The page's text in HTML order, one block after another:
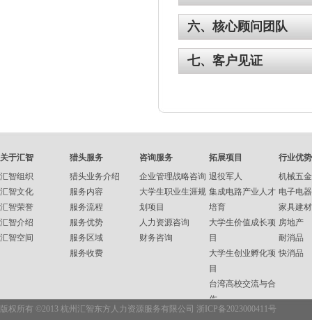
六、核心顾问团队
七、客户见证
关于汇智
汇智组织
汇智文化
汇智荣誉
汇智介绍
汇智空间
猎头服务
猎头业务介绍
服务内容
服务流程
服务优势
服务区域
服务收费
咨询服务
企业管理战略咨询
大学生职业生涯规
划项目
人力资源咨询
财务咨询
拓展项目
退役军人
集成电路产业人才
培育
大学生价值成长项
目
大学生创业孵化项
目
台湾高校交流与合
作
企业内训
行业优势
机械五金
电子电器
家具建材
房地产
耐消品
快消品
版权所有 ©2013 杭州汇智东方人力资源服务有限公司 浙ICP备2023000411号